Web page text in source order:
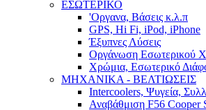
ΕΣΩΤΕΡΙΚΟ
'Οργανα, Βάσεις κ.λ.π
GPS, Hi Fi, iPod, iPhone
Έξυπνες Λύσεις
Οργάνωση Εσωτερικού
Χρώμια, Εσωτερικό
ΜΗΧΑΝΙΚΑ - ΒΕΛΤΙΩΣΕΙΣ
Intercoolers, Ψυγεία,
Αναβάθμιση F56 Cooper